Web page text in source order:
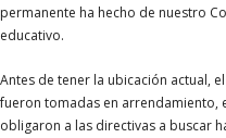
permanente ha hecho de nuestro
educativo.
Antes de tener la ubicación actual,
fueron tomadas en arrendamiento,
obligaron a las directivas a buscar